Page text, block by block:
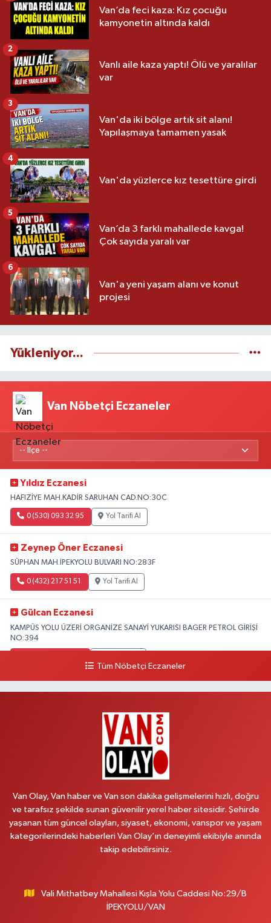
Van’da feci kaza: Kız çocuğu
kamyonetin altında kaldı
Vanlı aile kaza yaptı! Ölü ve yaralılar
var
2
Van'da iki bölge artık sit alanı!
Yapılaşmaya tamamen yasak
3
Van'da yüzlerce kız tesettüre girdi
4
Van’da 3 farklı mahallede kavga!
Çok sayıda yaralı var
5
Van'a yeni yaşam alanı ve konut
projesi
6
Yükleniyor...
Van Nöbetçi Eczaneler
Yıldız Eczanesi
HAFIZİYE MAH.KADİR SARUHAN CAD.NO:30C
0 (530) 093 32 95 Yol Tarifi Al
Zeynep Öner Eczanesi
SÜPHAN MAH.İPEKYOLU BULVARI NO:283F
0 (432) 217 51 51 Yol Tarifi Al
Gülcan Eczanesi
KAMPÜS YOLU ÜZERİ ORGANİZE SANAYİ YUKARISI BAGER PETROL GİRİŞİ
NO:394
HEKİM HASTANESİ ACİL KARŞISI
Yol Tarifi Al
MAHMUDİYE MAH.ATATÜRK CAD.NO:17B
0 (531) 621 69 65 Yol Tarifi Al
Onay Eczanesi
MERAŞEL FEVZİ ÇAKMAK CAD. KÜLTÜR SARAYI KIZILAY KAN MERKEZİ
Yenı Derman Eczanesi
Tüm Nöbetçi Eczaneler
Van Olay, Van haber ve Van son dakika gelişmelerini hızlı, doğru
ve tarafsız şekilde sunan güvenilir yerel haber sitesidir. Şehirde
yaşanan tüm güncel olayları, siyaset, ekonomi, vanspor ve yaşam
kategorilerindeki haberleri Van Olay’ın deneyimli ekibiyle anında
takip edebilirsiniz.
Vali Mithatbey Mahallesi Kışla Yolu Caddesi No:29/B
İPEKYOLU/VAN